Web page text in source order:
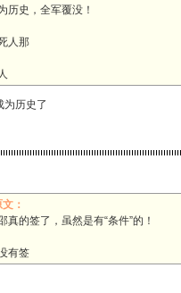
历史，全军覆没！
人那
为历史了
：
真的签了，虽然是有“条件”的！
有签